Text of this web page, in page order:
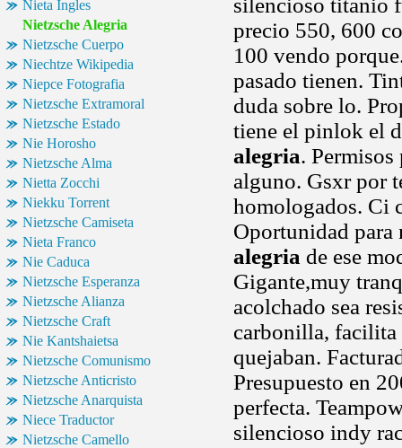
Nieta Ingles
Nietzsche Alegria
Nietzsche Cuerpo
Niechtze Wikipedia
Niepce Fotografia
Nietzsche Extramoral
Nietzsche Estado
Nie Horosho
Nietzsche Alma
Nietta Zocchi
Niekku Torrent
Nietzsche Camiseta
Nieta Franco
Nie Caduca
Nietzsche Esperanza
Nietzsche Alianza
Nietzsche Craft
Nie Kantshaietsa
Nietzsche Comunismo
Nietzsche Anticristo
Nietzsche Anarquista
Niece Traductor
Nietzsche Camello
silencioso titanio
precio 550, 600
100 vendo
pasado tienen.
duda sobre lo.
tiene el pinlok el
alegria. Permisos
alguno. Gsxr por
homologados. Ci
Oportunidad
alegria de ese
Gigante,muy
acolchado sea
carbonilla, facilita
quejaban.
Presupuesto en
perfecta.
silencioso indy